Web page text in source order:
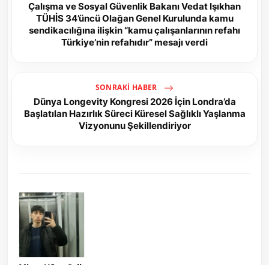
Çalışma ve Sosyal Güvenlik Bakanı Vedat Işıkhan
TÜHİS 34’üncü Olağan Genel Kurulunda kamu
sendikacılığına ilişkin “kamu çalışanlarının refahı
Türkiye’nin refahıdır” mesajı verdi
SONRAKI HABER
Dünya Longevity Kongresi 2026 İçin Londra’da
Başlatılan Hazırlık Süreci Küresel Sağlıklı Yaşlanma
Vizyonunu Şekillendiriyor